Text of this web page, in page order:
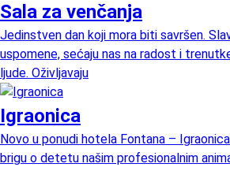
Sala za venčanja
Jedinstven dan koji mora biti savršen.
uspomene, sećaju nas na radost i
ljude. Oživljavaju
Igraonica
Novo u ponudi hotela Fontana –
brigu o detetu našim profesionalnim